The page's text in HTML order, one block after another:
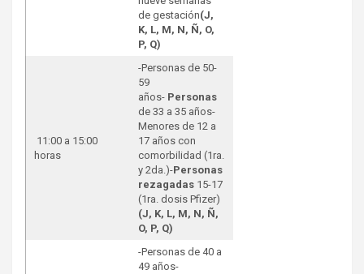
de gestación(J,
K, L, M, N, Ñ, O,
P, Q)
11:00 a 15:00
horas
-Personas de 50-
59
años- Personas
de 33 a 35 años-
Menores de 12 a
17 años con
comorbilidad (1ra.
y 2da.)-Personas
rezagadas 15-17
(1ra. dosis Pfizer)
(J, K, L, M, N, Ñ,
O, P, Q)
-Personas de 40 a
49 años-